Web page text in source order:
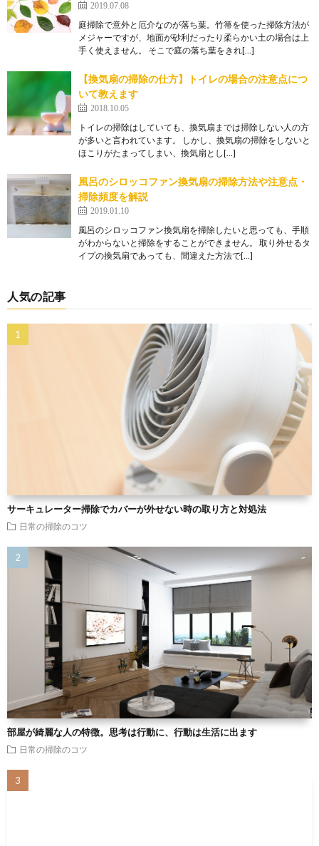
2019.07.08
庭掃除で意外と厄介なのが落ち葉。竹箒を使った掃除方法が
メジャーですが、地面が砂利だったり柔らかい土の場合は上
手く使えません。 そこで庭の落ち葉をきれ[…]
【換気扇の掃除の仕方】トイレの場合の注意点につ
いて教えます
2018.10.05
トイレの掃除はしていても、換気扇までは掃除しない人の方
が多いと言われています。 しかし、換気扇の掃除をしないと
ほこりがたまってしまい、換気扇とし[…]
風呂のシロッコファン換気扇の掃除方法や注意点・
掃除頻度を解説
2019.01.10
風呂のシロッコファン換気扇を掃除したいと思っても、手順
がわからないと掃除をすることができません。 取り外せるタ
イプの換気扇であっても、間違えた方法で[…]
人気の記事
サーキュレーター掃除でカバーが外せない時の取り方と対処法
日常の掃除のコツ
部屋が綺麗な人の特徴。思考は行動に、行動は生活に出ます
日常の掃除のコツ